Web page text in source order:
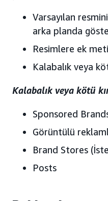
Varsayılan
arka planda
Resimlere ek
Kalabalık veya
Kalabalık veya kötü
Sponsored
Görüntülü
Brand Stores
Posts